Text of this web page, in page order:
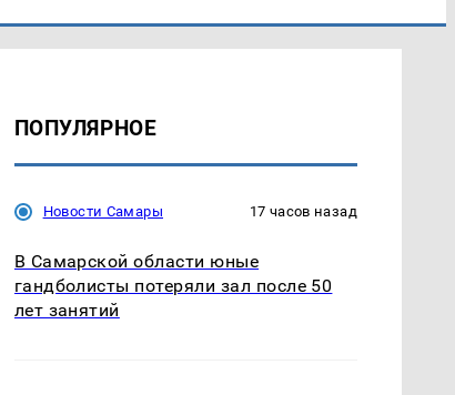
ПОПУЛЯРНОЕ
Новости Самары 17 часов назад
В Самарской области юные
гандболисты потеряли зал после 50
лет занятий